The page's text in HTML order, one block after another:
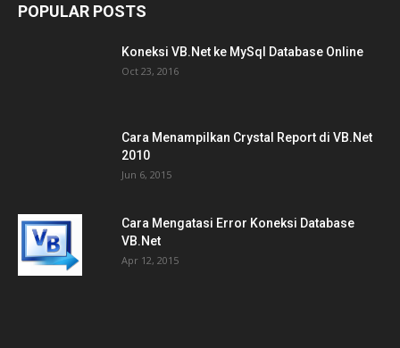
POPULAR POSTS
Koneksi VB.Net ke MySql Database Online
Oct 23, 2016
Cara Menampilkan Crystal Report di VB.Net
2010
Jun 6, 2015
Cara Mengatasi Error Koneksi Database
VB.Net
Apr 12, 2015